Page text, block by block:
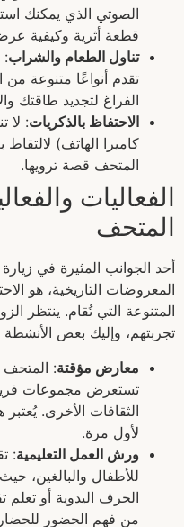
الصوتي الذي يمكنك
قطعة أثرية وكيفية
تناول الطعام والشراب:
تقدم أنواعًا متنوعة
الفراغ لتجديد طاقتك
الاحتفاظ بالذكريات: لا
كاميرا الهاتف)
المتحف قصة ترويها.
الفعاليات
المتحف
أحد الجوانب المثيرة في
المعروضات التاريخية، هو
المتنوعة التي تُقام. ينتظر
تجربتهم، وإليك بعض الأنشطة
معارض مؤقتة:
تستعرض مجموعات
الثقافات الأخرى.
لأول مرة.
ورش العمل التعليمية:
للأطفال والبالغين،
الحرف اليدوية أو تعلم
من فهم الحضور